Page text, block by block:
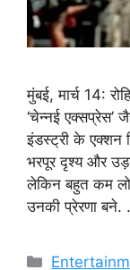
मुंबई, मार्च 14:
‘चेन्नई एक्सप्रेस’
इंडस्ट्री के एक्शन
भरपूर दृश्य और
लेकिन बहुत कम
उनकी प्रेरणा बने.
Categories